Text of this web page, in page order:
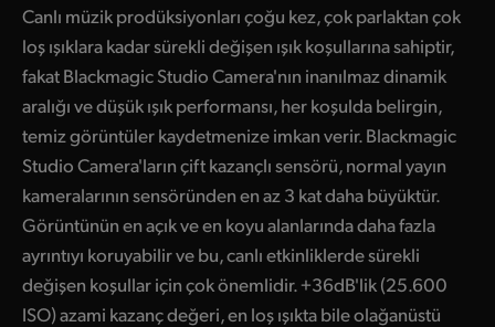
Canlı müzik prodüksiyonları çoğu kez, çok parlaktan çok
loş ışıklara kadar sürekli değişen ışık koşullarına sahiptir,
fakat Blackmagic Studio Camera'nın inanılmaz dinamik
aralığı ve düşük ışık performansı, her koşulda belirgin,
temiz görüntüler kaydetmenize imkan verir. Blackmagic
Studio Camera'ların çift kazançlı sensörü, normal yayın
kameralarının sensöründen en az 3 kat daha büyüktür.
Görüntünün en açık ve en koyu alanlarında daha fazla
ayrıntıyı koruyabilir ve bu, canlı etkinliklerde sürekli
değişen koşullar için çok önemlidir. +36dB'lik (25.600
ISO) azami kazanç değeri, en loş ışıkta bile olağanüstü